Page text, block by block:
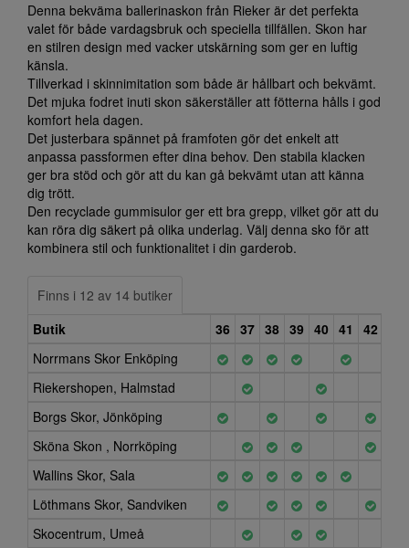
Denna bekväma ballerinaskon från Rieker är det perfekta
valet för både vardagsbruk och speciella tillfällen. Skon har
en stilren design med vacker utskärning som ger en luftig
känsla.
Tillverkad i skinnimitation som både är hållbart och bekvämt.
Det mjuka fodret inuti skon säkerställer att fötterna hålls i god
komfort hela dagen.
Det justerbara spännet på framfoten gör det enkelt att
anpassa passformen efter dina behov. Den stabila klacken
ger bra stöd och gör att du kan gå bekvämt utan att känna
dig trött.
Den recyclade gummisulor ger ett bra grepp, vilket gör att du
kan röra dig säkert på olika underlag. Välj denna sko för att
kombinera stil och funktionalitet i din garderob.
Finns i 12 av 14 butiker
Butik
36 37 38 39 40 41
42
Norrmans Skor Enköping
Riekershopen, Halmstad
Borgs Skor, Jönköping
Sköna Skon , Norrköping
Wallins Skor, Sala
Löthmans Skor, Sandviken
Skocentrum, Umeå